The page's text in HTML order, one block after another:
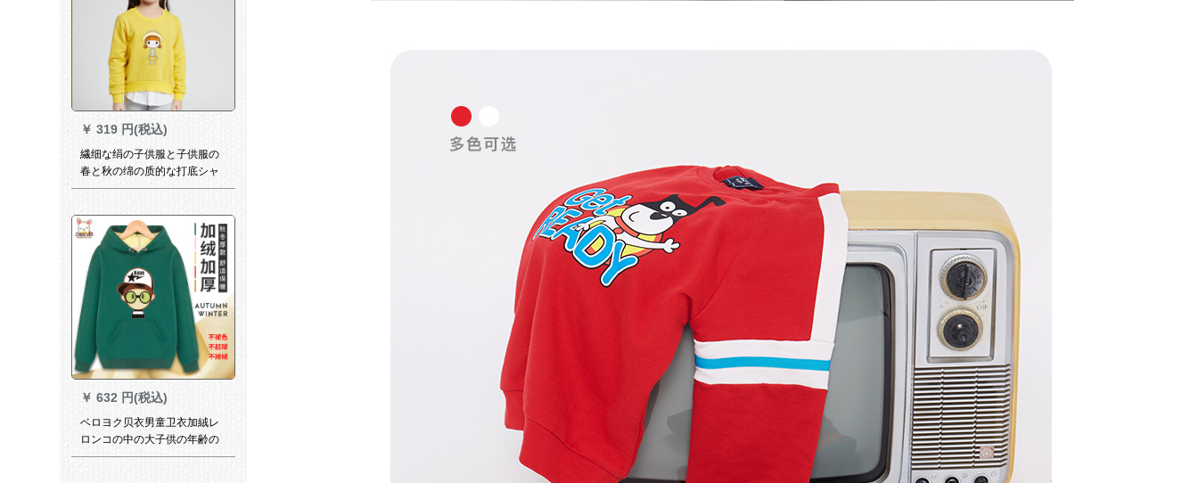
￥ 319 円(税込)
繊细な绢の子供服と子供服の
春と秋の绵の质的な打底シャ
ッツの男女の子供服の头のゆ
姜黄110
￥ 632 円(税込)
ベロヨク贝衣男童卫衣加絨レ
ロンコの中の大子供の年齢の
卫衣と絨毯の子供服の赤ちゃ